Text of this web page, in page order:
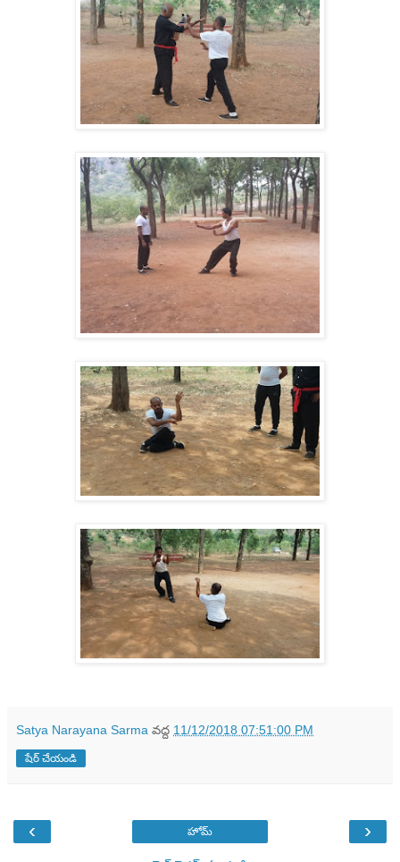
Satya Narayana Sarma వద్ద 11/12/2018 07:51:00 PM
షేర్ చేయండి
‹ ›
హోమ్